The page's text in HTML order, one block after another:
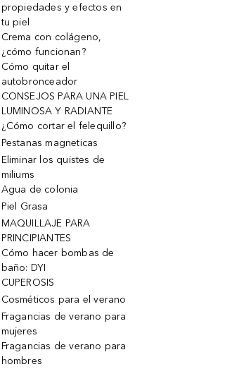
propiedades y efectos en
tu piel
Crema con colágeno,
¿cómo funcionan?
Cómo quitar el
autobronceador
CONSEJOS PARA UNA PIEL
LUMINOSA Y RADIANTE
¿Cómo cortar el felequillo?
Pestanas magneticas
Eliminar los quistes de
miliums
Agua de colonia
Piel Grasa
MAQUILLAJE PARA
PRINCIPIANTES
Cómo hacer bombas de
baño: DYI
CUPEROSIS
Cosméticos para el verano
Fragancias de verano para
mujeres
Fragancias de verano para
hombres